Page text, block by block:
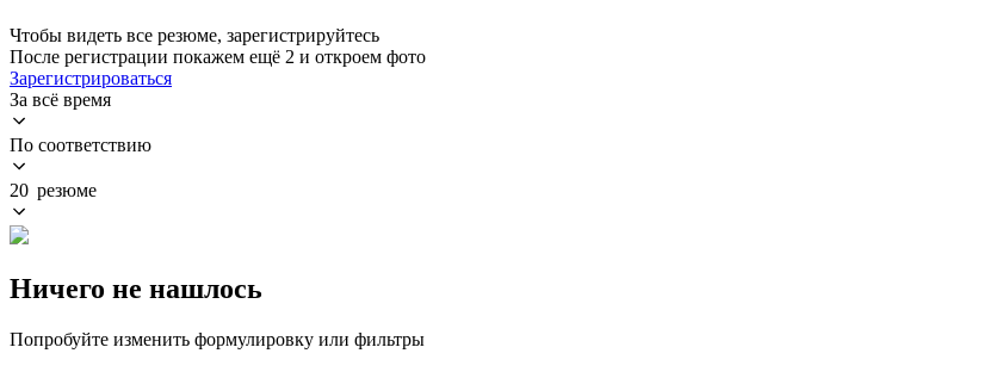
Чтобы видеть все резюме, зарегистрируйтесь
После регистрации покажем ещё 2 и откроем фото
Зарегистрироваться
За всё время
По соответствию
20 резюме
Ничего не нашлось
Попробуйте изменить формулировку или фильтры